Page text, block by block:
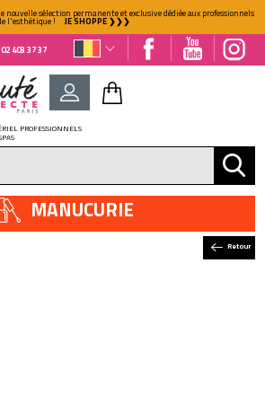
nouvelle sélection permanente et exclusive dédiée aux professionnels
l'esthétique ! JE SHOPPE ❯❯❯
02 403 37 37
PROFESSIONNELS
Retour
MANUCURIE